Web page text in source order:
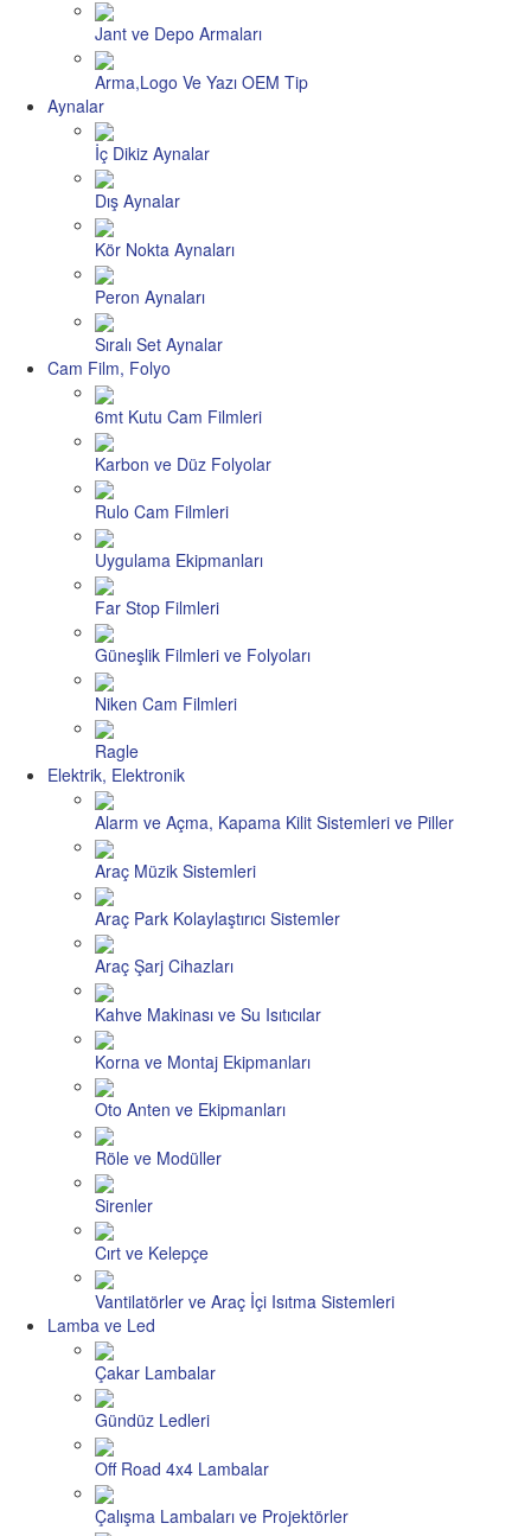
Jant ve Depo Armaları
Arma,Logo Ve Yazı OEM Tip
Aynalar
İç Dikiz Aynalar
Dış Aynalar
Kör Nokta Aynaları
Peron Aynaları
Sıralı Set Aynalar
Cam Film, Folyo
6mt Kutu Cam Filmleri
Karbon ve Düz Folyolar
Rulo Cam Filmleri
Uygulama Ekipmanları
Far Stop Filmleri
Güneşlik Filmleri ve Folyoları
Niken Cam Filmleri
Ragle
Elektrik, Elektronik
Alarm ve Açma, Kapama Kilit Sistemleri ve Piller
Araç Müzik Sistemleri
Araç Park Kolaylaştırıcı Sistemler
Araç Şarj Cihazları
Kahve Makinası ve Su Isıtıcılar
Korna ve Montaj Ekipmanları
Oto Anten ve Ekipmanları
Röle ve Modüller
Sirenler
Cırt ve Kelepçe
Vantilatörler ve Araç İçi Isıtma Sistemleri
Lamba ve Led
Çakar Lambalar
Gündüz Ledleri
Off Road 4x4 Lambalar
Çalışma Lambaları ve Projektörler